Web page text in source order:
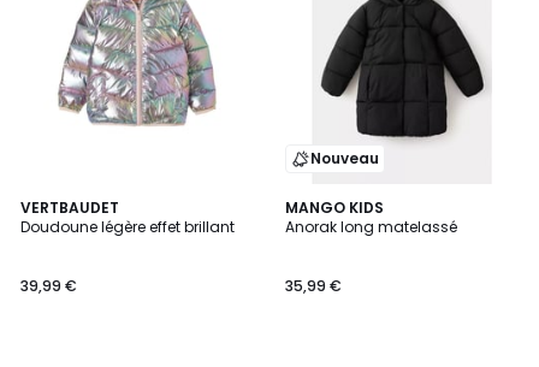
VERTBAUDET
Doudoune légère effet brillant
39,99 €
3
/
Nouveau
MANGO KIDS
Anorak long matelassé
35,99 €
3
Couleurs